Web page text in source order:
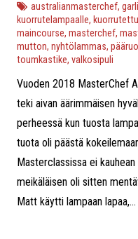
australianmasterchef,
kuorrutelampaalle,
maincourse, masterchef,
mutton, nyhtölammas,
toumkastike, valkosipuli
Vuoden 2018 MasterChef
teki aivan äärimmäisen
perheessä kun tuosta
tuota oli päästä
Masterclassissa ei
meikäläisen oli sitten
Matt käytti lampaan lapaa,...